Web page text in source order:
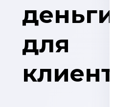
деньги
для
клиентов